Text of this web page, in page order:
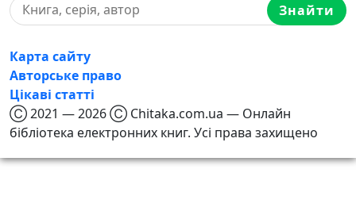
Знайти
Карта сайту
Авторське право
Цікаві статті
Ⓒ 2021 — 2026 Ⓒ Chitaka.com.ua — Онлайн
бібліотека електронних книг. Усі права захищено